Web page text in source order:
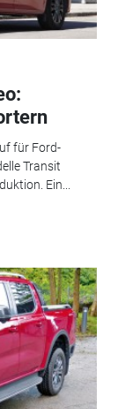
für Ford-
Transit
Ein...